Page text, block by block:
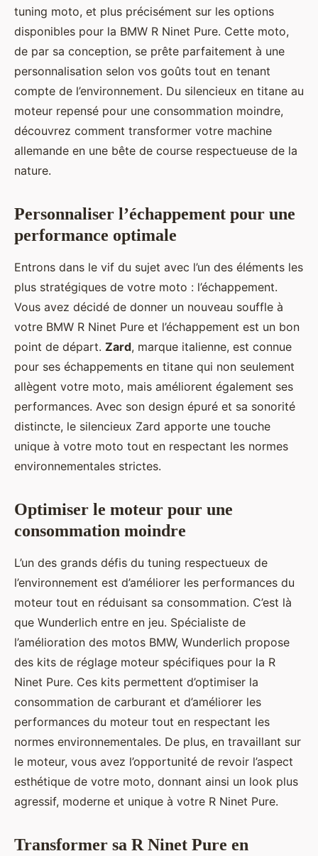
tuning moto, et plus précisément sur les options
disponibles pour la BMW R Ninet Pure. Cette moto,
de par sa conception, se prête parfaitement à une
personnalisation selon vos goûts tout en tenant
compte de l’environnement. Du silencieux en titane au
moteur repensé pour une consommation moindre,
découvrez comment transformer votre machine
allemande en une bête de course respectueuse de la
nature.
Personnaliser l’échappement pour une
performance optimale
Entrons dans le vif du sujet avec l’un des éléments les
plus stratégiques de votre moto : l’échappement.
Vous avez décidé de donner un nouveau souffle à
votre BMW R Ninet Pure et l’échappement est un bon
point de départ. Zard, marque italienne, est connue
pour ses échappements en titane qui non seulement
allègent votre moto, mais améliorent également ses
performances. Avec son design épuré et sa sonorité
distincte, le silencieux Zard apporte une touche
unique à votre moto tout en respectant les normes
environnementales strictes.
Optimiser le moteur pour une
consommation moindre
L’un des grands défis du tuning respectueux de
l’environnement est d’améliorer les performances du
moteur tout en réduisant sa consommation. C’est là
que Wunderlich entre en jeu. Spécialiste de
l’amélioration des motos BMW, Wunderlich propose
des kits de réglage moteur spécifiques pour la R
Ninet Pure. Ces kits permettent d’optimiser la
consommation de carburant et d’améliorer les
performances du moteur tout en respectant les
normes environnementales. De plus, en travaillant sur
le moteur, vous avez l’opportunité de revoir l’aspect
esthétique de votre moto, donnant ainsi un look plus
agressif, moderne et unique à votre R Ninet Pure.
Transformer sa R Ninet Pure en